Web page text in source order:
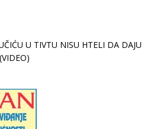
U TIVTU NISU HTELI DA DAJU